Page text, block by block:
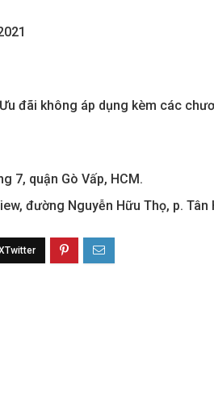
đãi không áp dụng kèm các
7, quận Gò Vấp, HCM.
đường Nguyễn Hữu Thọ, p. Tân